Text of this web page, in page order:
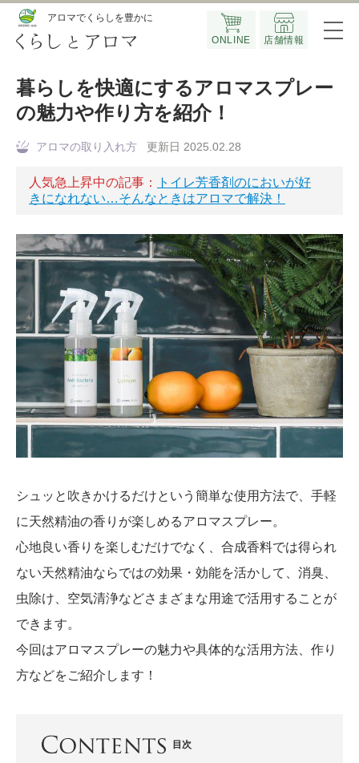
アロマでくらしを豊かに
ONLINE 店舗情報
暮らしを快適にするアロマスプレー
の魅力や作り方を紹介！
アロマの取り入れ方 更新日 2025.02.28
人気急上昇中の記事：
トイレ芳香剤のにおいが好
きになれない…そんなときはアロマで解決！
シュッと吹きかけるだけという簡単な使用方法で、手軽
に天然精油の香りが楽しめるアロマスプレー。
心地良い香りを楽しむだけでなく、合成香料では得られ
ない天然精油ならではの効果・効能を活かして、消臭、
虫除け、空気清浄などさまざまな用途で活用することが
できます。
今回はアロマスプレーの魅力や具体的な活用方法、作り
方などをご紹介します！
目次